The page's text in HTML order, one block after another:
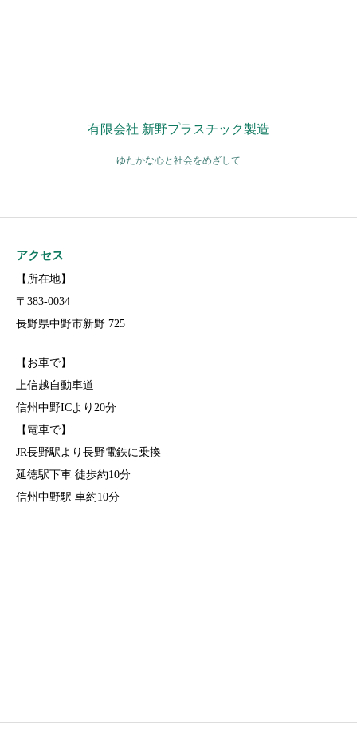
有限会社 新野プラスチック製造
ゆたかな心と社会をめざして
アクセス
【所在地】
〒383-0034
長野県中野市新野 725
【お車で】
上信越自動車道
信州中野ICより20分
【電車で】
JR長野駅より長野電鉄に乗換
延徳駅下車 徒歩約10分
信州中野駅 車約10分